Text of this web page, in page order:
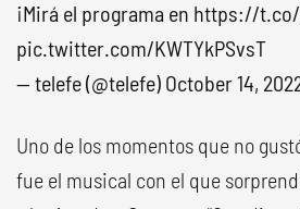
¡Mirá el programa en https://t.co/
pic.twitter.com/KWTYkPSvsT
— telefe (@telefe) October 14,
Uno de los momentos que no
fue el musical con el que